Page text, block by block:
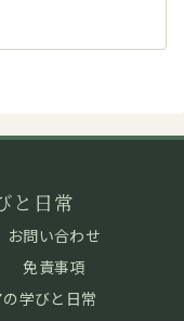
と日常
お問い合わせ
免責事項
学びと日常